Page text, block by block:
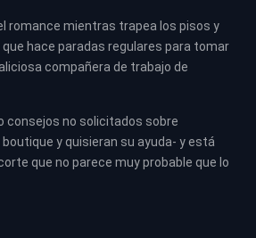
romance mientras trapea los pisos y
hace paradas regulares para tomar
compañera de trabajo de
consejos no solicitados sobre
y quisieran su ayuda- y está
que no parece muy probable que lo